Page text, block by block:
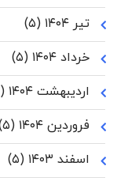
تیر ۱۴۰۴
(۵)
خرداد ۱۴۰۴
(۵)
اردیبهشت ۱۴۰۴
(۵)
فروردین ۱۴۰۴
(۵)
اسفند ۱۴۰۳
(۵)